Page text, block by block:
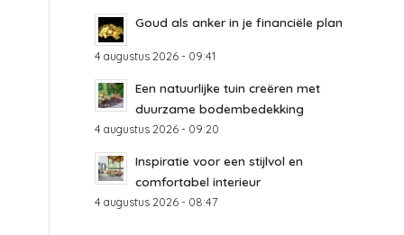
Goud als anker in je financiële plan
4 augustus 2026 - 09:41
Een natuurlijke tuin creëren met
duurzame bodembedekking
4 augustus 2026 - 09:20
Inspiratie voor een stijlvol en
comfortabel interieur
4 augustus 2026 - 08:47